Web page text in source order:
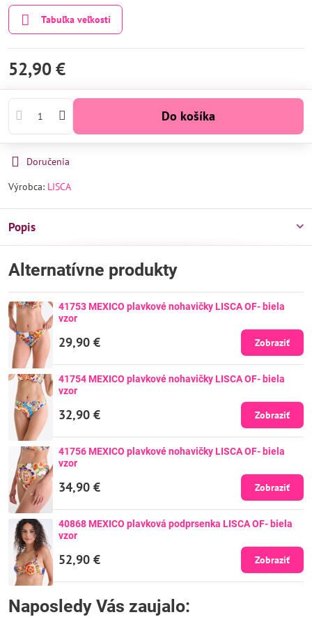
Tabuľka veľkostí
52,90 €
Do košíka
Doručenia
Výrobca: LISCA
Popis
Alternatívne produkty
41753 MEXICO plavkové nohavičky LISCA OF- biela
vzor
29,90 € Zobraziť
41754 MEXICO plavkové nohavičky LISCA OF- biela
vzor
32,90 € Zobraziť
41756 MEXICO plavkové nohavičky LISCA OF- biela
vzor
34,90 € Zobraziť
40868 MEXICO plavková podprsenka LISCA OF- biela
vzor
52,90 € Zobraziť
Naposledy Vás zaujalo: